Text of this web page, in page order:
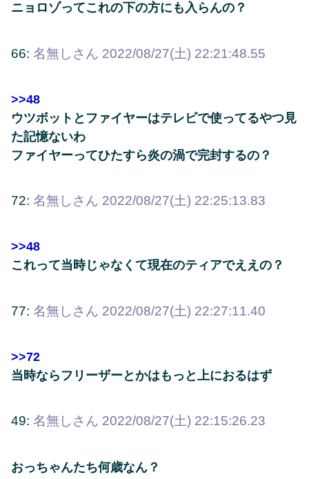
ニョロゾってこれの下の方にも入らんの？
66: 名無しさん 2022/08/27(土) 22:21:48.55
>>48
ウツボットとファイヤーはテレビで使ってるやつ見
た記憶ないわ
ファイヤーってひたすら炎の渦で完封するの？
72: 名無しさん 2022/08/27(土) 22:25:13.83
>>48
これって当時じゃなくて現在のティアでええの？
77: 名無しさん 2022/08/27(土) 22:27:11.40
>>72
当時ならフリーザーとかはもっと上におるはず
49: 名無しさん 2022/08/27(土) 22:15:26.23
おっちゃんたち何歳なん？